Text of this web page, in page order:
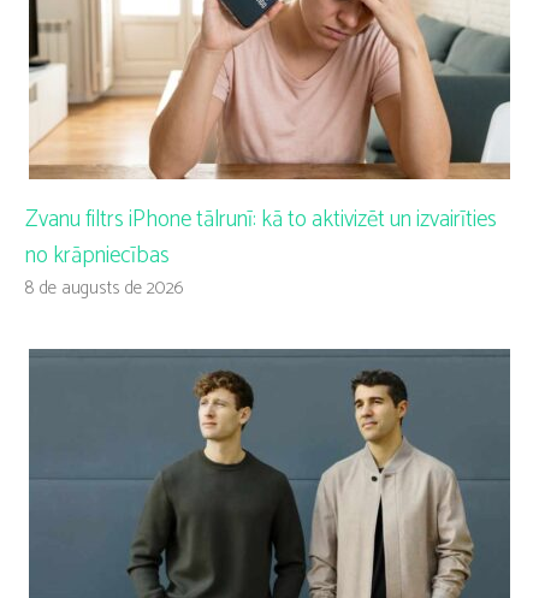
Zvanu filtrs iPhone tālrunī: kā to aktivizēt un izvairīties
no krāpniecības
8 de augusts de 2026